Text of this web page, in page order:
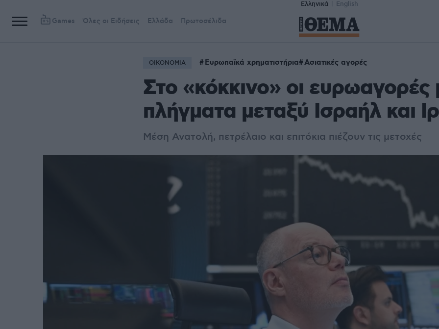
Ελληνικά English
Games Όλες οι Ειδήσεις Ελλάδα Πρωτοσέλιδα
ΟΙΚΟΝΟΜΙΑ Ευρωπαϊκά χρηματιστήρια Ασιατικές αγορές
Στο «κόκκινο» οι ευρωαγορές
πλήγματα μεταξύ Ισραήλ και
Μέση Ανατολή, πετρέλαιο και επιτόκια πιέζουν τις μετοχές